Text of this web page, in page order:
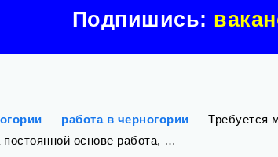
Подпишись:
— работа в черногории — Требуется
основе работа, …